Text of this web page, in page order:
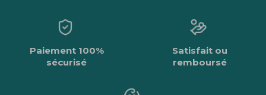
Paiement 100%
sécurisé
Satisfait ou
remboursé